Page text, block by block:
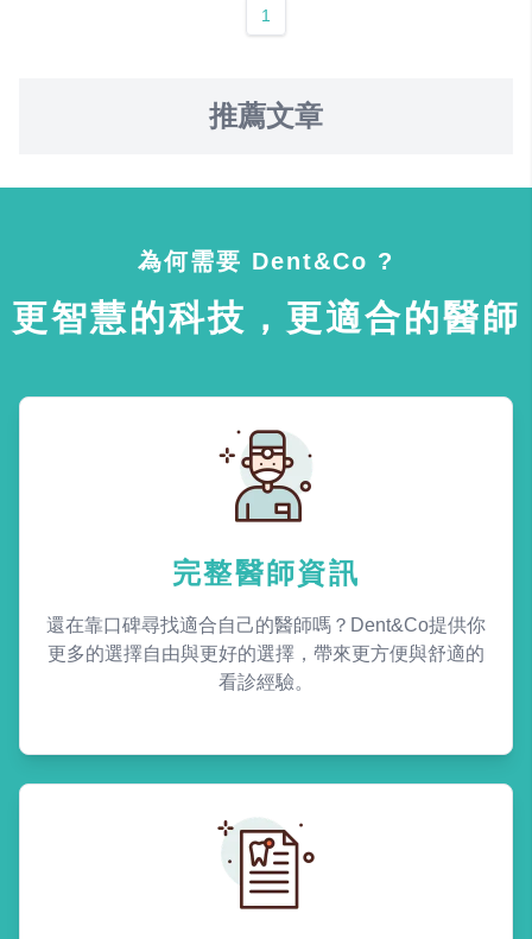
1
推薦文章
為何需要 Dent&Co ?
更智慧的科技，更適合的醫師
完整醫師資訊
還在靠口碑尋找適合自己的醫師嗎？Dent&Co提供你
更多的選擇自由與更好的選擇，帶來更方便與舒適的
看診經驗。